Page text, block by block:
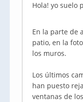
Hola! yo suelo
En la parte de
patio, en la
los muros.
Los últimos
han puesto
ventanas de